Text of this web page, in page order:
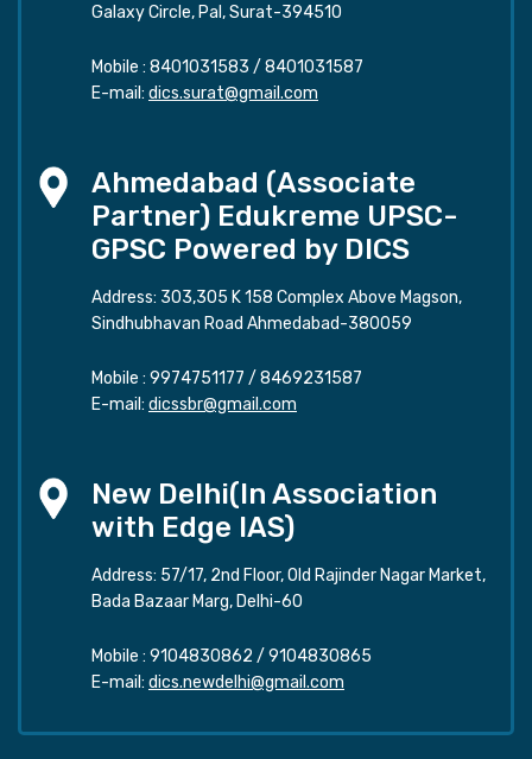
Galaxy Circle, Pal, Surat-394510
Mobile : 8401031583 / 8401031587
E-mail: dics.surat@gmail.com
Ahmedabad (Associate
Partner) Edukreme UPSC-
GPSC Powered by DICS
Address: 303,305 K 158 Complex Above Magson,
Sindhubhavan Road Ahmedabad-380059
Mobile : 9974751177 / 8469231587
E-mail: dicssbr@gmail.com
New Delhi(In Association
with Edge IAS)
Address: 57/17, 2nd Floor, Old Rajinder Nagar Market,
Bada Bazaar Marg, Delhi-60
Mobile : 9104830862 / 9104830865
E-mail: dics.newdelhi@gmail.com